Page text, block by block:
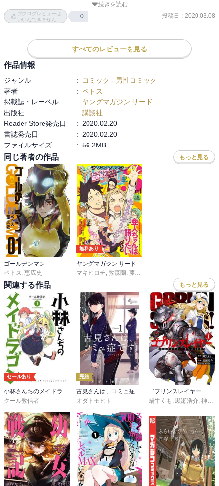
「この世界の主役は誰なのか？」
これに対して薫が挙げた人物は意外だったし、ちょっとこの描写が
亜人の中では他人への影響が比較的低くて、それでいて普通の人間
と亜人を繋ぐような役割を度々担うひかり
彼女がこの世界の主役であれば確かに面白いかもと思わせるだけの
……主役がどうとか、今回のように特に何も起こらず意味のない描
写かもしれないけど
54話以降の話からはそれぞれが一歩踏み出し、成長していく様子が
感じられた
ここに来て、遂に京子の気持ちに向き合って彼女の想いに返事をし
た鉄男。
鉄男の表情も言葉もなく、京子の表情の数々だけで話の流れを感じ
させる描写は良いね
おまけとしてこの時の遣り取りの全文が掲載されているけど、もし
あの台詞を本編でそのまま使用していたら二人共冷静すぎて味気な
く感じてしまったかもしれないね
言葉がなく、京子の表情から推測するしかないから京子の気持ちに
寄り添うことが出来るし、遅れてやってくる京子の涙も理解出来る
……慰めてるつもりがギャグ言ってるようにしか聞こえない薫の発
言には思わず笑ってしまったけど。何故感動的展開の後にあれを入
れてしまったのか(笑)
56話から語られるのは町一家の様子
京子はデュラハンなんて生きるのが難しそうな身の上なのに健気に
育ったなぁなんて以前から思っていたけど、こんなに賑やかな家庭
だったのね
ていうか、京子って後天的なデュラハンだったのか……
ある日突然娘の首が落ちるとかちょっとしたトラウマ映像ですよ？
でも、あの両親はそんな京子の姿に向き合った上で彼女との接し方
を変えず、京子が涙を流さずに生きられるようにサポートをしてい
くと決めたわけだね
花火を見せられなかったあの日から前に進み続け、今では花火を見
なくても別に気にしないし、両親が京子に構う理由も多分以前とは
変わっている。でも、それがネガティブな変化ではなくて、ポジテ
ィブな変化だと感じられる描写の数々には思わずほっこりとした気
分になる
続きを読む
ブクログレビューは
いいねできません
0 投稿日 : 2020.03.08
すべてのレビューを見る
作品情報
ジャンル : コミック - 男性コミック
著者
: ペトス
掲載誌・レーベル
:
ヤングマガジン サード
出版社
: 講談社
Reader Store発売日
:
2020.02.20
書誌発売日
:
2020.02.20
ファイルサイズ
: 56.2MB
同じ著者の作品 もっと見る
ゴールデンマン
ペトス, 恵広史
無料あり
ヤングマガジン サード
マキヒロチ, 敦森蘭, 藤原ヒロユキ
関連する作品 もっと見る
セールあり
クール教信者
完結
オダトモヒト
ゴブリンスレイヤー
蝸牛くも 黒瀬浩介 神奈月昇